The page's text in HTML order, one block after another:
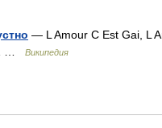
— L Amour C Est Gai, L
…
Википедия